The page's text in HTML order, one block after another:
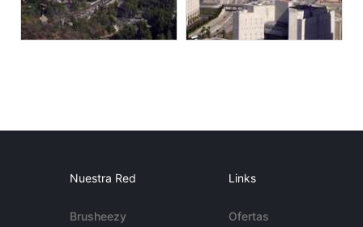
Nuestra Red
Brusheezy
Links
Ofertas